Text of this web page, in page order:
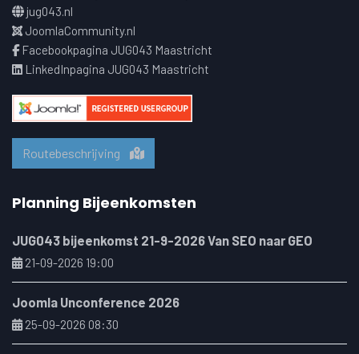
jug043.nl
JoomlaCommunity.nl
Facebookpagina JUG043 Maastricht
LinkedInpagina JUG043 Maastricht
Routebeschrijving
Planning Bijeenkomsten
JUG043 bijeenkomst 21-9-2026 Van SEO naar GEO
21-09-2026 19:00
Joomla Unconference 2026
25-09-2026 08:30